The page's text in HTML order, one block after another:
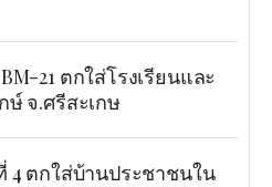
21 ตกใส่โรงเรียนและ
จ.ศรีสะเกษ
4 ตกใส่บ้านประชาชนใน